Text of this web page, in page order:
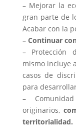
– Mejorar la
gran parte de
Acabar con la
– Continuar
– Protección
mismo incluye
casos de
para
–
originarios,
territorialidad.